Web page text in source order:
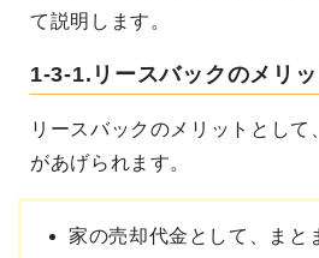
て説明します。
1-3-1.リースバックのメリッ
リースバックのメリットとして
があげられます。
家の売却代金として、まと